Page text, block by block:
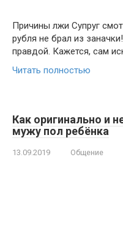
Причины лжи Супруг
рубля не брал из
правдой. Кажется, сам
Читать полностью
Как оригинально и
мужу пол ребёнка
13.09.2019 Общение